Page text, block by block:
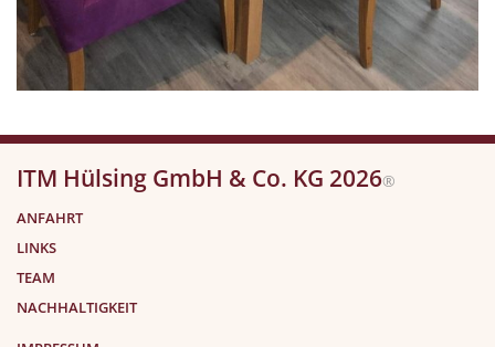
ITM Hülsing GmbH & Co. KG 2026®
ANFAHRT
LINKS
TEAM
NACHHALTIGKEIT